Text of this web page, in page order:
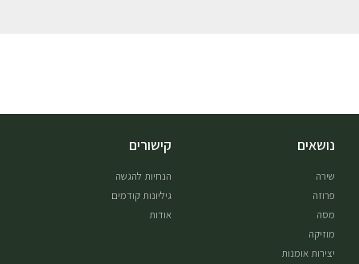
נושאים
שירה
פרוזה
מסה
מוזיקה
יצירות אומנות
קישורים
הנחיות להגשה
גיליונות קודמים
אודות